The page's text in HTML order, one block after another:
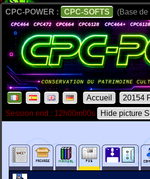
CPC-POWER : CPC-SOFTS (Base
Accueil 20154
Session end : 12h00m00s
Hide picture